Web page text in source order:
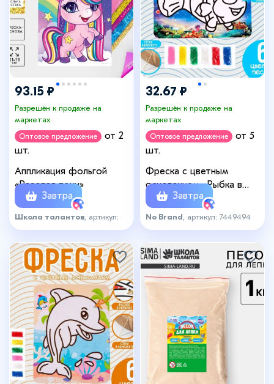
93.15 ₽
Разрешён к продаже на
маркетах
Оптовое предложение
от 2
шт.
Аппликация фольгой
«Розовая пони»
Завтра
Школа талантов , артикул:
6597338
32.67 ₽
Разрешён к продаже на
маркетах
Оптовое предложение
от 5
шт.
Фреска с цветным
основанием «Рыбка в
океане», 6 цветов песка
Завтра
No Brand , артикул: 7449494